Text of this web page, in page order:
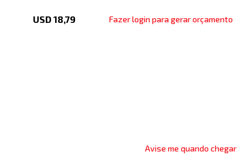
USD 18,79 Fazer login para gerar orçamento
Avise me quando chegar